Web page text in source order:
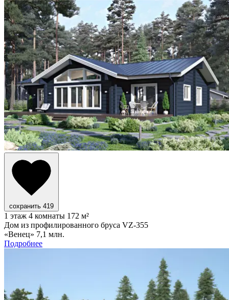
сохранить 419
1 этаж 4 комнаты 172 м²
Дом из профилированного бруса VZ-355
«Венец» 7,1 млн.
Подробнее